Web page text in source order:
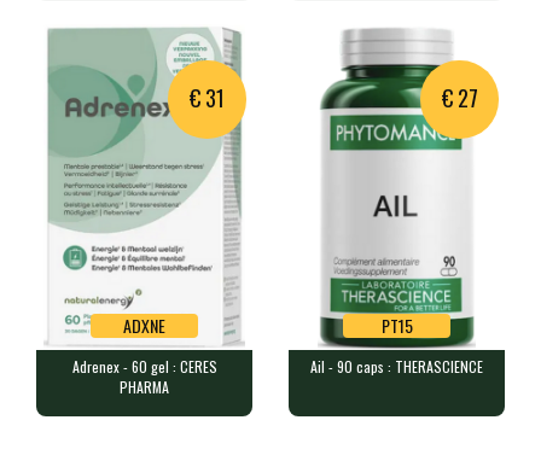
60 comprimés contenant 300 mg …
120 comprimés contenant un mél…
€ 31
ADXNE
ADXNE
Adrenex - 60 gel : CERES
PHARMA
€ 27
PT15
PT15
Ail - 90 caps : THERASCIENCE